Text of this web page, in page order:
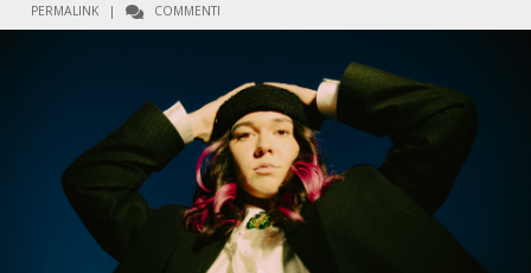
PERMALINK
| COMMENTI